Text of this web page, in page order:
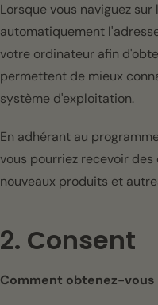
Lorsque vous naviguez
automatiquement
votre ordinateur afin
permettent de mieux
système d'exploitation.
En adhérant au
vous pourriez recevoir
nouveaux produits et
2. Consent
Comment obtenez-